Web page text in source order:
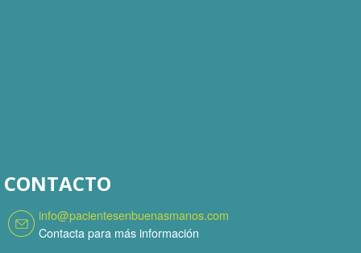
CONTACTO
info@pacientesenbuenasmanos.com
Contacta para más información